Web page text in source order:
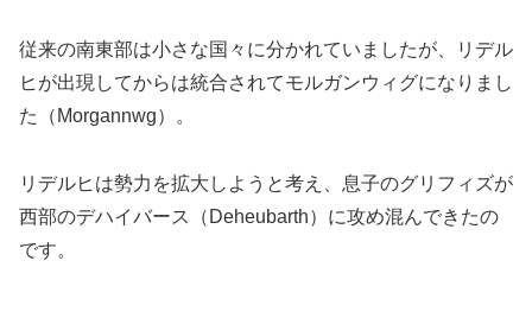
従来の南東部は小さな国々に分かれていましたが、リデル
ヒが出現してからは統合されてモルガンウィグになりまし
た（Morgannwg）。
リデルヒは勢力を拡大しようと考え、息子のグリフィズが
西部のデハイバース（Deheubarth）に攻め混んできたの
です。